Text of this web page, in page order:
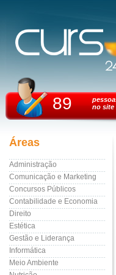
89
no site
Áreas
Administração
Comunicação e Marketing
Concursos Públicos
Contabilidade e Economia
Direito
Estética
Gestão e Liderança
Informática
Meio Ambiente